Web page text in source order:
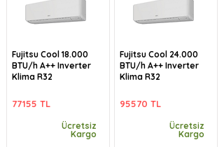
Fujitsu Cool 18.000
BTU/h A++ Inverter
Klima R32
77155 TL
Ücretsiz
Kargo
Fujitsu Cool 24.000
BTU/h A++ Inverter
Klima R32
95570 TL
Ücretsiz
Kargo